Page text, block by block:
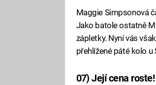
Maggie Simpsonová
Jako batole ostatně
zápletky. Nyní vás
přehlížené páté kolo
07) Její cena roste!